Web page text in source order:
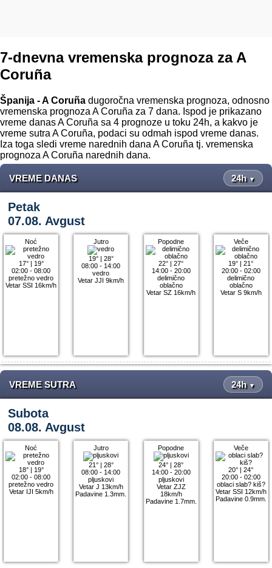
7-dnevna vremenska prognoza za A
Coruña
Španija - A Coruña dugoročna vremenska prognoza, odnosno
vremenska prognoza A Coruña za 7 dana. Ispod je prikazano
vreme danas A Coruña sa 4 prognoze u toku 24h, a kakvo je
vreme sutra A Coruña, podaci su odmah ispod vreme danas.
Iza toga sledi vreme narednih dana A Coruña tj. vremenska
prognoza A Coruña narednih dana.
VREME DANAS 24h ▼
Petak
07.08. Avgust
Noć
17°| 19°
02:00 - 08:00
pretežno vedro
Vetar SSI 16km/h
Jutro
19°| 28°
08:00 - 14:00
vedro
Vetar JJI 9km/h
Popodne
22° |27°
14:00 - 20:00
delimično
oblačno
Vetar SZ 16km/h
Veče
19° |21°
20:00 - 02:00
delimično
oblačno
Vetar S 9km/h
VREME SUTRA 24h ▼
Subota
08.08. Avgust
Noć
18°| 19°
02:00 - 08:00
pretežno vedro
Vetar IJI 5km/h
Jutro
21°| 28°
08:00 - 14:00
pljuskovi
Vetar J 13km/h
Padavine 1.3mm.
Popodne
24° |28°
14:00 - 20:00
pljuskovi
Vetar ZJZ
18km/h
Padavine 1.7mm.
Veče
20° |24°
20:00 - 02:00
oblaci slab? kiš?
Vetar SSI 12km/h
Padavine 0.9mm.